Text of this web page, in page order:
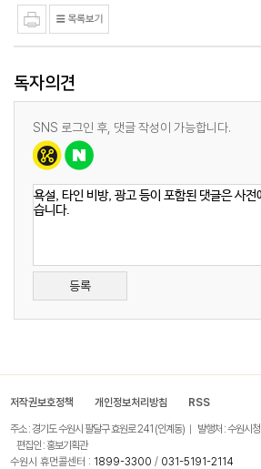
독자의견
SNS 로그인 후, 댓글 작성이 가능합니다.
등록
저작권보호정책 개인정보처리방침 RSS
주소 : 경기도 수원시 팔달구 효원로 241 (인계동) 발행처 : 수원시청
편집인 : 홍보기획관
수원시 휴먼콜센터 : 1899-3300 / 031-5191-2114